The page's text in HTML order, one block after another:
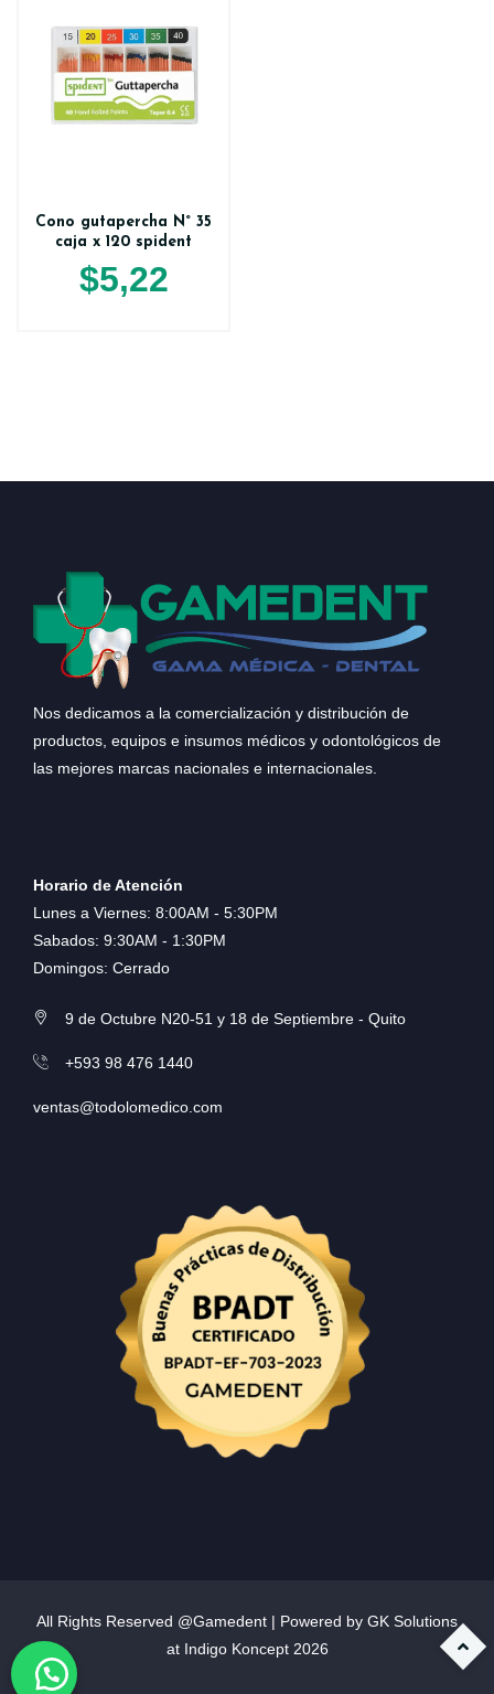
Cono gutapercha N° 35
caja x 120 spident
$5,22
Nos dedicamos a la comercialización y distribución de
productos, equipos e insumos médicos y odontológicos de
las mejores marcas nacionales e internacionales.
Horario de Atención
Lunes a Viernes: 8:00AM - 5:30PM
Sabados: 9:30AM - 1:30PM
Domingos: Cerrado
9 de Octubre N20-51 y 18 de Septiembre - Quito
+593 98 476 1440
ventas@todolomedico.com
All Rights Reserved @Gamedent | Powered by GK Solutions
at Indigo Koncept 2026